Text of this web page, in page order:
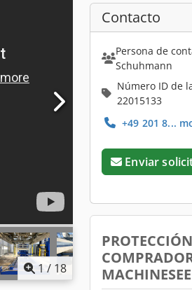
1 / 18
Contacto
Persona de
Schuhmann
Número ID de
22015133
+49 201 8...
Enviar